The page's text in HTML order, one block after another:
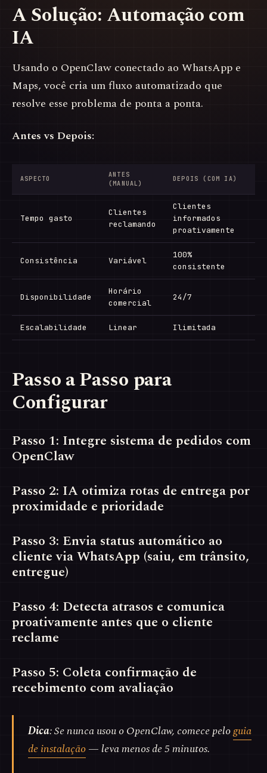
A Solução: Automação com
IA
Usando o OpenClaw conectado ao WhatsApp e
Maps, você cria um fluxo automatizado que
resolve esse problema de ponta a ponta.
Antes vs Depois:
ASPECTO
ANTES
(MANUAL)
DEPOIS (COM IA)
Tempo gasto
Clientes
reclamando
Clientes
informados
proativamente
Consistência Variável
100%
consistente
Disponibilidade
Horário
comercial
24/7
Escalabilidade Linear Ilimitada
Passo a Passo para
Configurar
Passo 1: Integre sistema de pedidos com
OpenClaw
Passo 2: IA otimiza rotas de entrega por
proximidade e prioridade
Passo 3: Envia status automático ao
cliente via WhatsApp (saiu, em trânsito,
entregue)
Passo 4: Detecta atrasos e comunica
proativamente antes que o cliente
reclame
Passo 5: Coleta confirmação de
recebimento com avaliação
Dica: Se nunca usou o OpenClaw, comece peloguia
de instalação— leva menos de 5 minutos.